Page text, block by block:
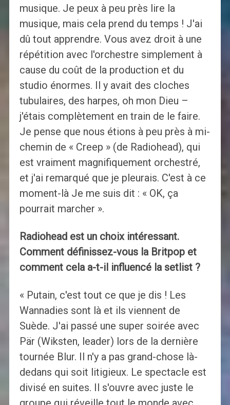
musique. Je peux à peu près lire la
musique, mais cela prend du temps ! J'ai
dû tout apprendre. Vous avez droit à une
répétition avec l'orchestre simplement à
cause du coût de la production et du
studio énormes. Il y avait des cloches
tubulaires, des harpes, oh mon Dieu –
j'étais complètement en train de le faire.
Je pense que nous étions à peu près à mi-
chemin de « Creep » (de Radiohead), qui
est vraiment magnifiquement orchestré,
et j'ai remarqué que je pleurais. C'est à ce
moment-là Je me suis dit : « OK, ça
pourrait marcher ».
Radiohead est un choix intéressant.
Comment définissez-vous la Britpop et
comment cela a-t-il influencé la setlist ?
« Putain, c'est tout ce que je dis ! Les
Wannadies sont là et ils viennent de
Suède. J'ai passé une super soirée avec
Pär (Wiksten, leader) lors de la dernière
tournée Blur. Il n'y a pas grand-chose là-
dedans qui soit litigieux. Le spectacle est
divisé en suites. Il s'ouvre avec juste le